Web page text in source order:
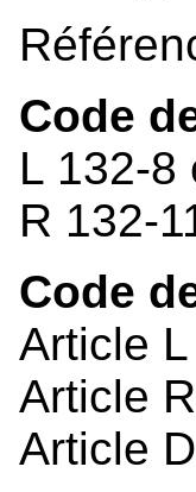
Code
L 132-8
R 132-
Code
Article
Article
Article